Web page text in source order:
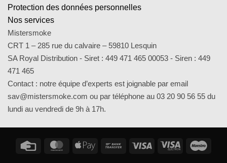
Protection des données personnelles
Nos services
Mistersmoke
CRT 1 – 285 rue du calvaire – 59810 Lesquin
SA Royal Distribution - Siret : 449 471 465 00053 - Siren : 449
471 465
Contact : notre équipe d’experts est joignable par email
sav@mistersmoke.com ou par téléphone au 03 20 90 56 55 du
lundi au vendredi de 9h à 17h.
Credit
MasterCardApple
Bank
Visa
Visa